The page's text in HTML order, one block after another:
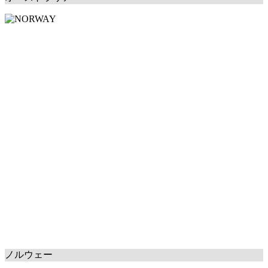
ノルウェー